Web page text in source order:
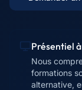
Présentiel à
Nous
formations
alternative,